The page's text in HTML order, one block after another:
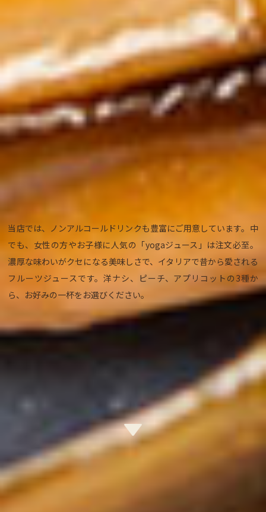
ノンアルコールドリンク
当店では、ノンアルコールドリンクも豊富にご用意しています。中
でも、女性の方やお子様に人気の「yogaジュース」は注文必至。
濃厚な味わいがクセになる美味しさで、イタリアで昔から愛される
フルーツジュースです。洋ナシ、ピーチ、アプリコットの3種か
ら、お好みの一杯をお選びください。
※価格はすべて税抜きです。